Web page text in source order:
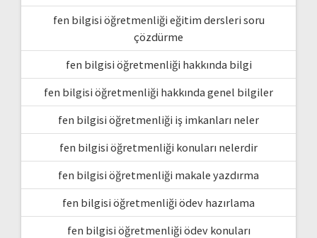
fen bilgisi öğretmenliği eğitim dersleri soru
çözdürme
fen bilgisi öğretmenliği hakkında bilgi
fen bilgisi öğretmenliği hakkında genel bilgiler
fen bilgisi öğretmenliği iş imkanları neler
fen bilgisi öğretmenliği konuları nelerdir
fen bilgisi öğretmenliği makale yazdırma
fen bilgisi öğretmenliği ödev hazırlama
fen bilgisi öğretmenliği ödev konuları